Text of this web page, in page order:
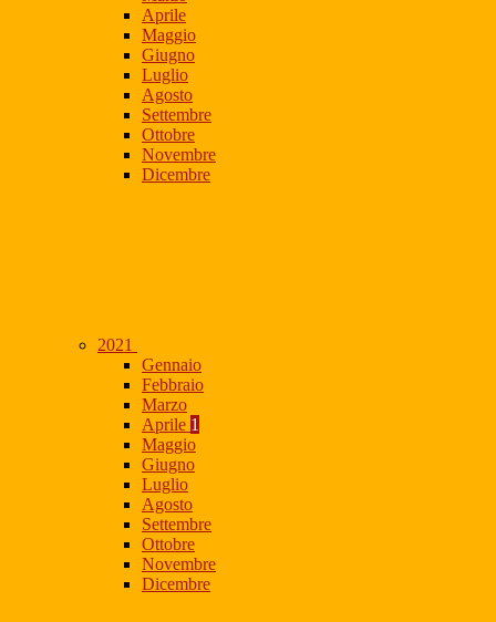
Aprile
Maggio
Giugno
Luglio
Agosto
Settembre
Ottobre
Novembre
Dicembre
2021
Gennaio
Febbraio
Marzo
Aprile 1
Maggio
Giugno
Luglio
Agosto
Settembre
Ottobre
Novembre
Dicembre